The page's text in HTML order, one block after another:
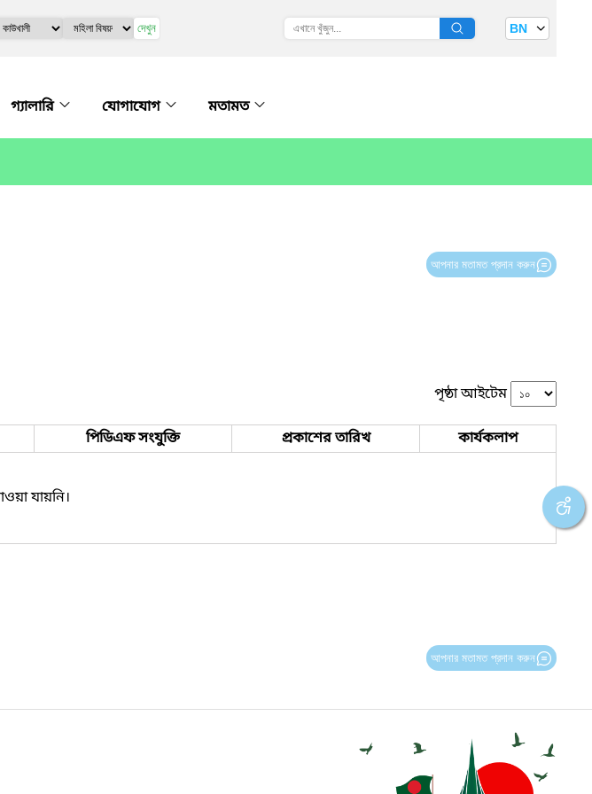
দেখুন BN
গ্যালারি যোগাযোগ মতামত
আপনার মতামত প্রদান করুন
পৃষ্ঠা আইটেম
পিডিএফ সংযুক্তি প্রকাশের তারিখ কার্যকলাপ
যায়নি।
আপনার মতামত প্রদান করুন